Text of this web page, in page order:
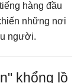
hàng đầu
những nơi
người.
khổng lồ